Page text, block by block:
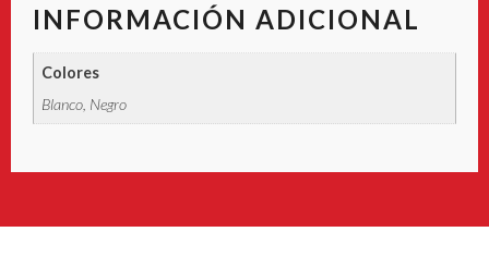
INFORMACIÓN ADICIONAL
Colores
Blanco, Negro